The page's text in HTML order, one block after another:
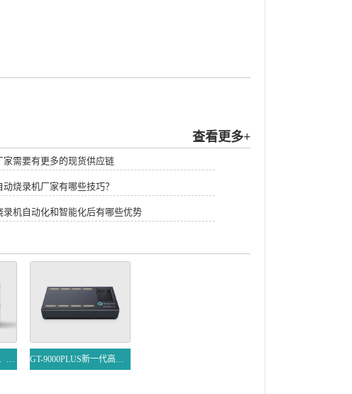
查看更多+
家需要有更多的现货供应链
烧录机厂家有哪些技巧？
录机自动化和智能化后有哪些优势
自动测试单站式（ICT、FCT、EOL） GT-9000PLUS新一代高速烧录器